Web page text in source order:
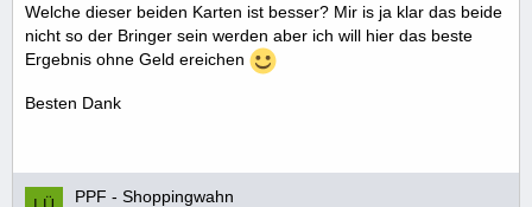
Welche dieser beiden Karten ist besser? Mir is ja klar das beide
nicht so der Bringer sein werden aber ich will hier das beste
Ergebnis ohne Geld ereichen
Besten Dank
PPF - Shoppingwahn